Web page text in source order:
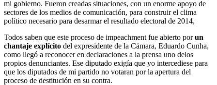
mi gobierno. Fueron creadas situaciones, con un enorme apoyo de
sectores de los medios de comunicación, para construir el clima
político necesario para desarmar el resultado electoral de 2014,
Todos saben que este proceso de impeachment fue abierto porun
chantaje explícito del expresidente de la Cámara, Eduardo Cunha,
como llegó a reconocer en declaraciones a la prensa uno delos
propios denunciantes. Ese diputado exigía que yo intercediese para
que los diputados de mi partido no votaran por la apertura del
proceso de destitución en su contra.